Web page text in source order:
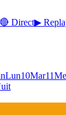
🔴 Direct▶
Lun10Mar11